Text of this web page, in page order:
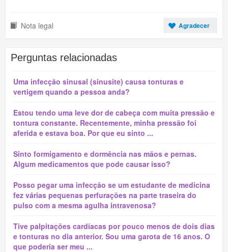
Nota legal Agradecer
Perguntas relacionadas
Uma infecção sinusal (sinusite) causa tonturas e
vertigem quando a pessoa anda?
Estou tendo uma leve dor de cabeça com muita pressão e
tontura constante. Recentemente, minha pressão foi
aferida e estava boa. Por que eu sinto ...
Sinto formigamento e dormência nas mãos e pernas.
Algum medicamentos que pode causar isso?
Posso pegar uma infecção se um estudante de medicina
fez várias pequenas perfurações na parte traseira do
pulso com a mesma agulha intravenosa?
Tive palpitações cardíacas por pouco menos de dois dias
e tonturas no dia anterior. Sou uma garota de 16 anos. O
que poderia ser meu ...